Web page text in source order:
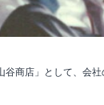
商店」として、会